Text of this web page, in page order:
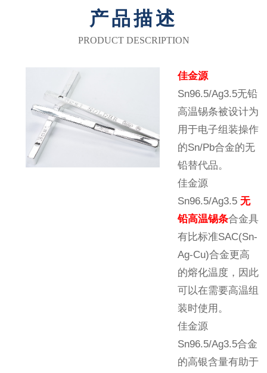
产品描述
PRODUCT DESCRIPTION
佳金源
Sn96.5/Ag3.5无铅
高温锡条被设计为
用于电子组装操作
的Sn/Pb合金的无
铅替代品。
佳金源
Sn96.5/Ag3.5无
铅高温锡条合金具
有比标准SAC(Sn-
Ag-Cu)合金更高
的熔化温度，因此
可以在需要高温组
装时使用。
佳金源
Sn96.5/Ag3.5合金
的高银含量有助于